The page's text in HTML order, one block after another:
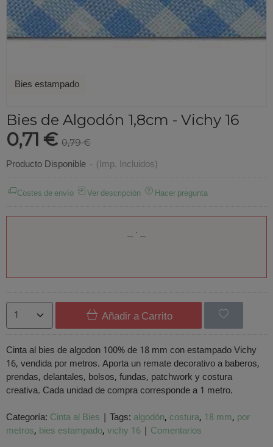
Bies estampado
Bies de Algodón 1,8cm - Vichy 16
0,71 € 0,79 €
Producto Disponible - (Imp. Incluidos)
Costes de envío Ver descripción Hacer pregunta
Añadir a Carrito
Cinta al bies de algodon 100% de 18 mm con estampado Vichy
16, vendida por metros. Aporta un remate decorativo a baberos,
prendas, delantales, bolsos, fundas, patchwork y costura
creativa. Cada unidad de compra corresponde a 1 metro.
Categoría: Cinta al Bies | Tags: algodón costura 18 mm por
metros bies estampado vichy 16 | Comentarios